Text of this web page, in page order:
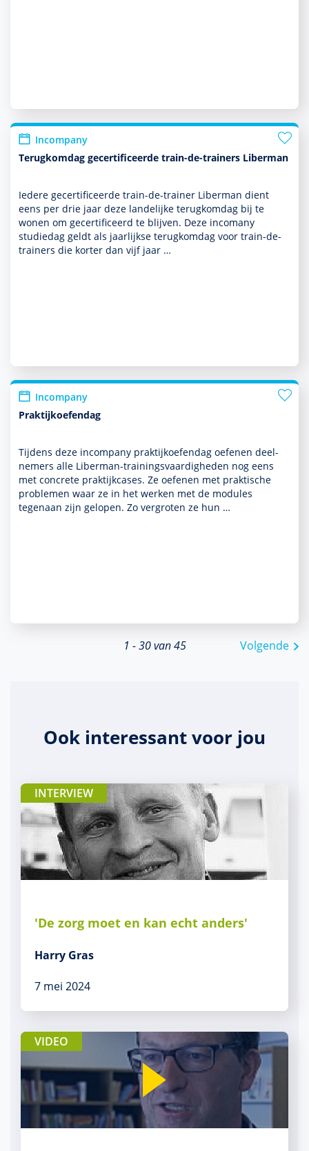
Incompany
Terugkomdag gecertificeerde train-de-trainers Liberman
Iedere gecer­tifi­ceerde train-de-trainer Liber­man dient
eens per drie jaar deze landelijke terug­kom­dag bij te
wonen om gecer­tifi­ceerd te blijven. Deze incomany
studiedag geldt als jaarlijkse terug­kom­dag voor train-de-
trainers die korter dan vijf jaar …
Incompany
Praktijkoefendag
Tijdens deze incompany prak­tijkoefendag oefenen deel­
nemers alle Liber­man-trainingsvaar­dig­heden nog eens
met concrete prak­tijk­cases. Ze oefenen met prak­tische
pro­ble­men waar ze in het werken met de modules
tegenaan zijn gelopen. Zo vergroten ze hun …
1 - 30 van 45 Volgende
Ook interessant voor jou
INTERVIEW
'De zorg moet en kan echt anders'
Harry Gras
7 mei 2024
VIDEO